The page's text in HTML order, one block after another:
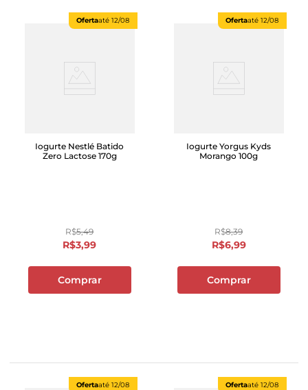
Ofertaaté 12/08
Iogurte Nestlé Batido
Zero Lactose 170g
R$5,49
R$3,99
Comprar
Ofertaaté 12/08
Iogurte Yorgus Kyds
Morango 100g
R$8,39
R$6,99
Comprar
Ofertaaté 12/08 Ofertaaté 12/08